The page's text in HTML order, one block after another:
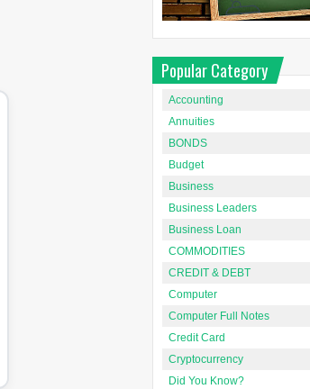
Popular Category
Accounting
Annuities
BONDS
Budget
Business
Business Leaders
Business Loan
COMMODITIES
CREDIT & DEBT
Computer
Computer Full Notes
Credit Card
Cryptocurrency
Did You Know?